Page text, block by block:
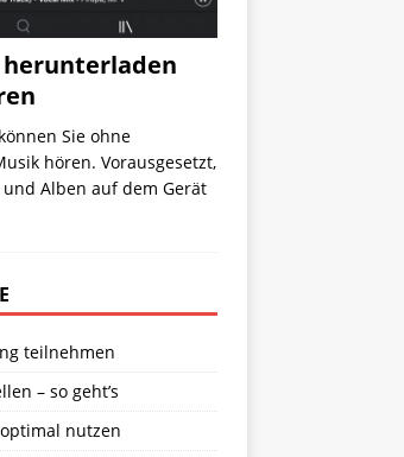
Sie ohne
hören. Vorausgesetzt,
Alben auf dem Gerät
teilnehmen
– so geht’s
nutzen